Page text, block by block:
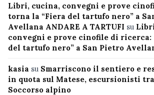
Libri, cucina, convegni e prove
torna la “Fiera del tartufo nero” a
Avellana ANDARE A TARTUFI su
convegni e prove cinofile di ricerca:
del tartufo nero” a San Pietro
kasia su Smarriscono il sentiero e
in quota sul Matese, escursionisti
Soccorso alpino